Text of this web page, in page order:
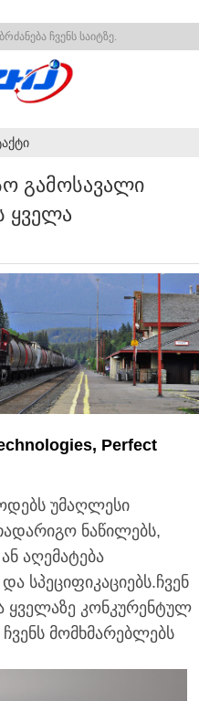
ჩვენს საიტზე.
Გამოსავალი
Ყველა
Perfect
უმაღლესი
ნაწილებს,
აღემატება
სპეციფიკაციებს.ჩვენ
ყველაზე კონკურენტულ
მომხმარებლებს